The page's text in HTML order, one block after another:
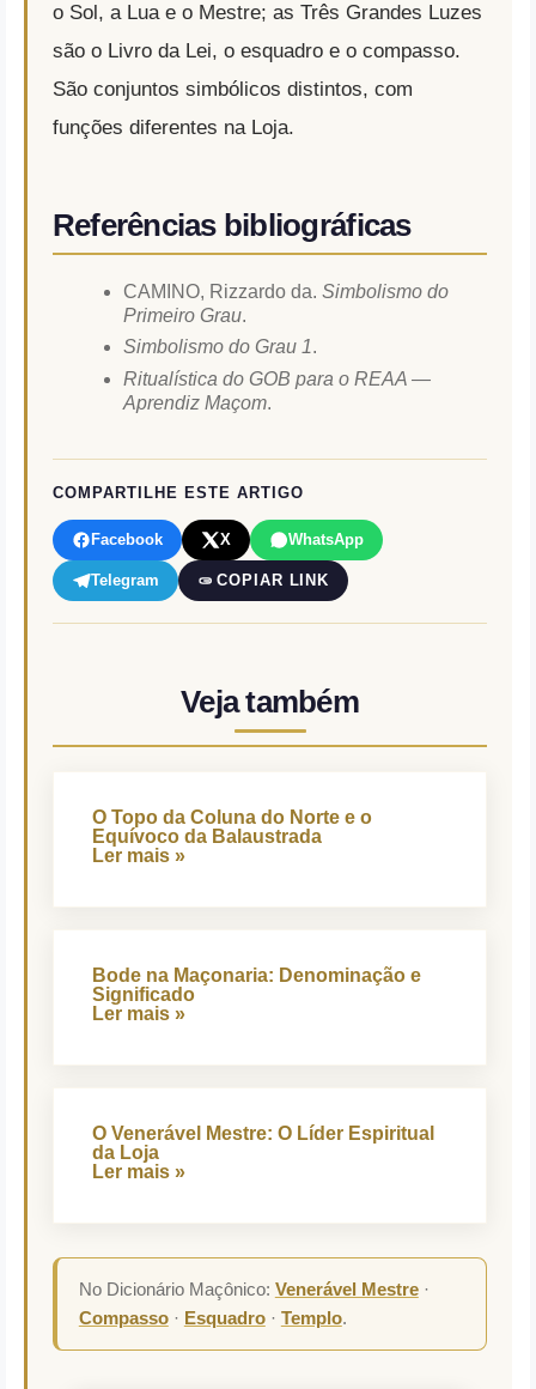
o Sol, a Lua e o Mestre; as Três Grandes Luzes
são o Livro da Lei, o esquadro e o compasso.
São conjuntos simbólicos distintos, com
funções diferentes na Loja.
Referências bibliográficas
CAMINO, Rizzardo da. Simbolismo do
Primeiro Grau.
Simbolismo do Grau 1.
Ritualística do GOB para o REAA —
Aprendiz Maçom.
COMPARTILHE ESTE ARTIGO
Facebook X WhatsApp
Telegram COPIAR LINK
Veja também
O Topo da Coluna do Norte e o
Equívoco da Balaustrada
Ler mais »
Bode na Maçonaria: Denominação e
Significado
Ler mais »
O Venerável Mestre: O Líder Espiritual
da Loja
Ler mais »
No Dicionário Maçônico: Venerável Mestre·
Compasso· Esquadro· Templo.